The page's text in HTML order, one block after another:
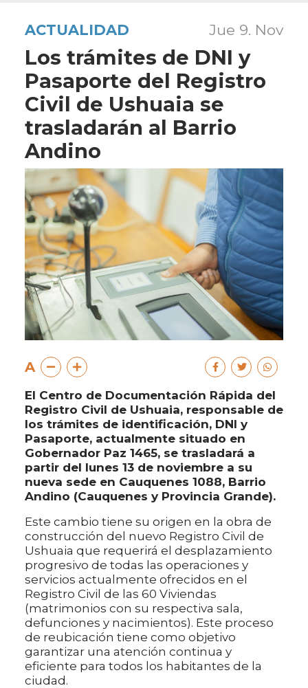
ACTUALIDAD Jue 9. Nov
Los trámites de DNI y
Pasaporte del Registro
Civil de Ushuaia se
trasladarán al Barrio
Andino
A
El Centro de Documentación Rápida del
Registro Civil de Ushuaia, responsable de
los trámites de identificación, DNI y
Pasaporte, actualmente situado en
Gobernador Paz 1465, se trasladará a
partir del lunes 13 de noviembre a su
nueva sede en Cauquenes 1088, Barrio
Andino (Cauquenes y Provincia Grande).
Este cambio tiene su origen en la obra de
construcción del nuevo Registro Civil de
Ushuaia que requerirá el desplazamiento
progresivo de todas las operaciones y
servicios actualmente ofrecidos en el
Registro Civil de las 60 Viviendas
(matrimonios con su respectiva sala,
defunciones y nacimientos). Este proceso
de reubicación tiene como objetivo
garantizar una atención continua y
eficiente para todos los habitantes de la
ciudad.